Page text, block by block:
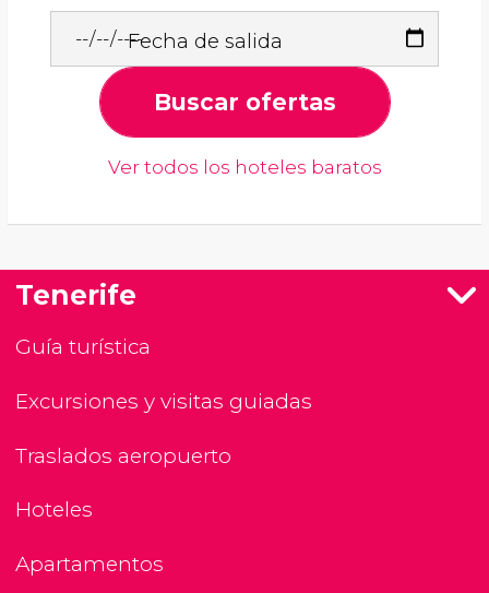
Fecha de salida
Buscar ofertas
Ver todos los hoteles baratos
Tenerife
Guía turística
Excursiones y visitas guiadas
Traslados aeropuerto
Hoteles
Apartamentos